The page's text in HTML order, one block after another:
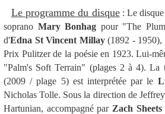
Le programme du disque: Le disque
soprano Mary Bonhag pour "The
d'Edna St Vincent Millay(1892 - 1950),
Prix Pulitzer de la poésie en 1923. Lui-
"Palm's Soft Terrain" (plages 2 à 4).
(2009 / plage 5) est interprétée par le
Nicholas Tolle. Sous la direction de
Hartunian, accompagné par Zach Sheets